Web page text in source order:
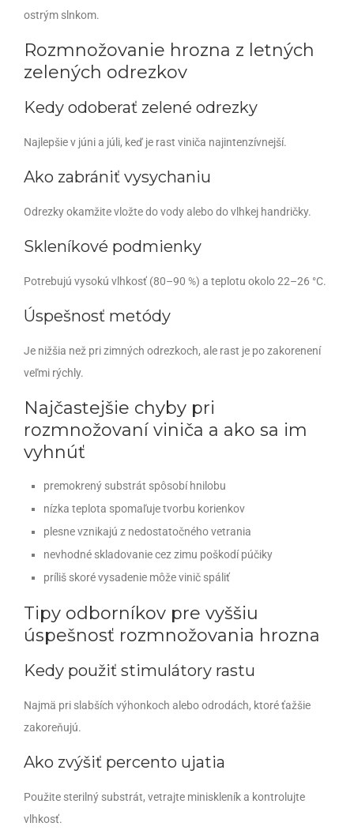
ostrým slnkom.
Rozmnožovanie hrozna z letných
zelených odrezkov
Kedy odoberať zelené odrezky
Najlepšie v júni a júli, keď je rast viniča najintenzívnejší.
Ako zabrániť vysychaniu
Odrezky okamžite vložte do vody alebo do vlhkej handričky.
Skleníkové podmienky
Potrebujú vysokú vlhkosť (80–90 %) a teplotu okolo 22–26 °C.
Úspešnosť metódy
Je nižšia než pri zimných odrezkoch, ale rast je po zakorenení
veľmi rýchly.
Najčastejšie chyby pri
rozmnožovaní viniča a ako sa im
vyhnúť
premokrený substrát spôsobí hnilobu
nízka teplota spomaľuje tvorbu korienkov
plesne vznikajú z nedostatočného vetrania
nevhodné skladovanie cez zimu poškodí púčiky
príliš skoré vysadenie môže vinič spáliť
Tipy odborníkov pre vyššiu
úspešnosť rozmnožovania hrozna
Kedy použiť stimulátory rastu
Najmä pri slabších výhonkoch alebo odrodách, ktoré ťažšie
zakoreňujú.
Ako zvýšiť percento ujatia
Použite sterilný substrát, vetrajte miniskleník a kontrolujte
vlhkosť.